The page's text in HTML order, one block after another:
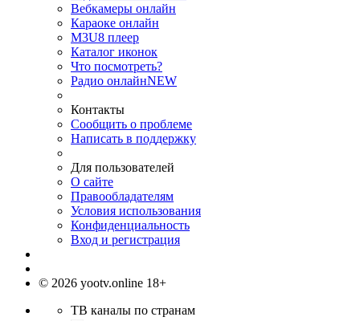
Вебкамеры онлайн
Караоке онлайн
M3U8 плеер
Каталог иконок
Что посмотреть?
Радио онлайнNEW
Контакты
Сообщить о проблеме
Написать в поддержку
Для пользователей
О сайте
Правообладателям
Условия использования
Конфиденциальность
Вход и регистрация
© 2026 yootv.online 18+
ТВ каналы по странам